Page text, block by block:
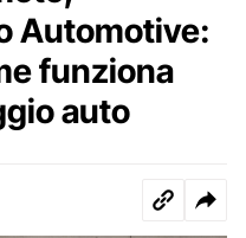
Automotive:
funziona
auto